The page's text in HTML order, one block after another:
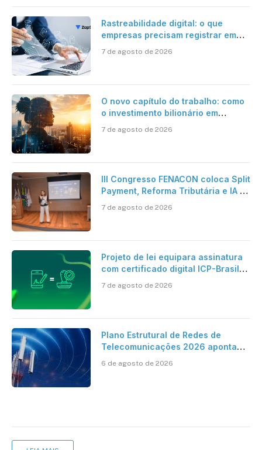
Rastreabilidade digital: o que
empresas precisam registrar em
jornadas digitais?
7 de agosto de 2026
O novo capítulo do trabalho: como
o investimento bilionário em
verdadeira era da inteligência
7 de agosto de 2026
III Congresso FENACON coloca Split
Payment, Reforma Tributária e IA no
7 de agosto de 2026
Projeto de lei equipara assinatura
com certificado digital ICP-Brasil
cartório
7 de agosto de 2026
Plano Estrutural de Redes de
Telecomunicações 2026 aponta
mantém desafio
6 de agosto de 2026